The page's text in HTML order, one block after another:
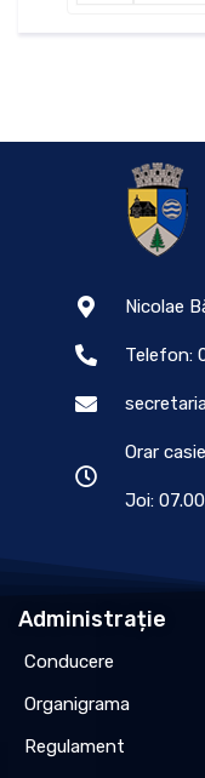
Nicolae
Telefon:
Orar
Joi:
Administrație
Conducere
Organigrama
Regulament